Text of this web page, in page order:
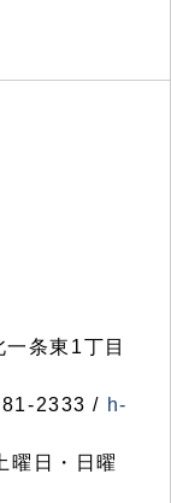
条東1丁目
2333 / h-
曜日・日曜